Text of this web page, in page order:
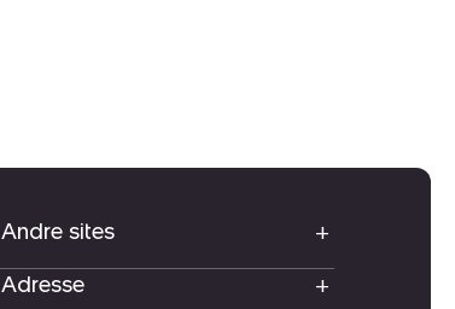
Andre sites
Adresse